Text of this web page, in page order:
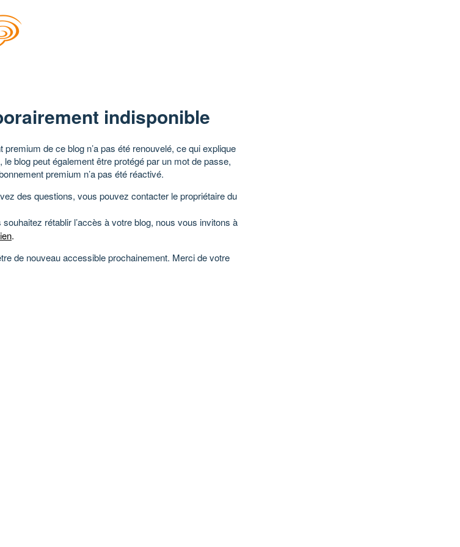
indisponible
premium de ce blog n’a pas été renouvelé, ce qui explique
blog peut également être protégé par un mot de passe,
premium n’a pas été réactivé.
des questions, vous pouvez contacter le propriétaire du
souhaitez rétablir l’accès à votre blog, nous vous invitons à
.
de nouveau accessible prochainement. Merci de votre